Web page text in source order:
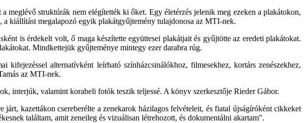
struktúrák nem elégítették ki őket. Egy életérzés jelenik meg ezeken a plakátokon,
kiállítást megalapozó egyik plakátgyűjtemény tulajdonosa az MTI-nek.
is érdekelt volt, ő maga készítette együttesei plakátjait és gyűjtötte az eredeti plakátokat.
Mindkettejük gyűjteménye mintegy ezer darabra rúg.
alternatívként leírható színházcsinálókhoz, filmesekhez, kortárs zenészekhez,
az MTI-nek.
interjúk, valamint korabeli fotók teszik teljessé. A könyv szerkesztője Rieder Gábor.
kazettákon csereberélte a zenekarok házilagos felvételeit, és fiatal újságíróként cikkeket
találtam, amit zeneileg és vizuálisan létrehozott, és dokumentálni akartam".